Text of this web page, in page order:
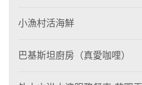
小漁村活海鮮
巴基斯坦廚房（真愛咖哩）